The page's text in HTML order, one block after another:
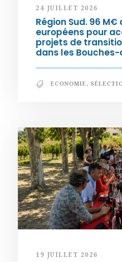
24 JUILLET 2026
Région Sud. 96 M€
européens pour
projets de
dans les
ECONOMIE,
19 JUILLET 2026